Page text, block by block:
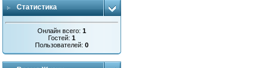
Статистика
Онлайн всего:1
Гостей:1
Пользователей:0